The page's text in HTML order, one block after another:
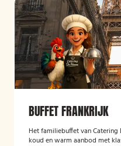
BUFFET FRANKRIJK
Het familiebuffet van
koud en warm aanbod met